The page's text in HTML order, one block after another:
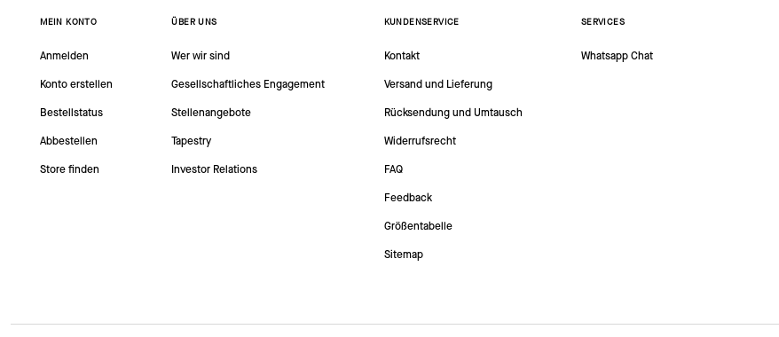
MEIN KONTO
Anmelden
Konto erstellen
Bestellstatus
Abbestellen
Store finden
ÜBER UNS
Wer wir sind
Gesellschaftliches Engagement
Stellenangebote
Tapestry
Investor Relations
KUNDENSERVICE
Kontakt
Versand und Lieferung
Rücksendung und Umtausch
Widerrufsrecht
FAQ
Feedback
Größentabelle
Sitemap
SERVICES
Whatsapp Chat